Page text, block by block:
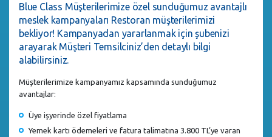
Blue Class Müşterilerimize özel sunduğumuz avantajlı
meslek kampanyaları Restoran müşterilerimizi
bekliyor! Kampanyadan yararlanmak için şubenizi
arayarak Müşteri Temsilciniz’den detaylı bilgi
alabilirsiniz.
Müşterilerimize kampanyamız kapsamında sunduğumuz
avantajlar:
Üye işyerinde özel fiyatlama
Yemek kartı ödemeleri ve fatura talimatına 3.800 TL’ye varan